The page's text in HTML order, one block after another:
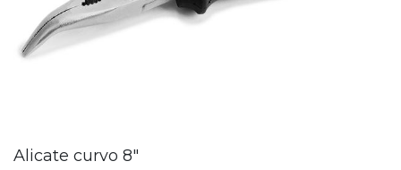
Alicate curvo 8"